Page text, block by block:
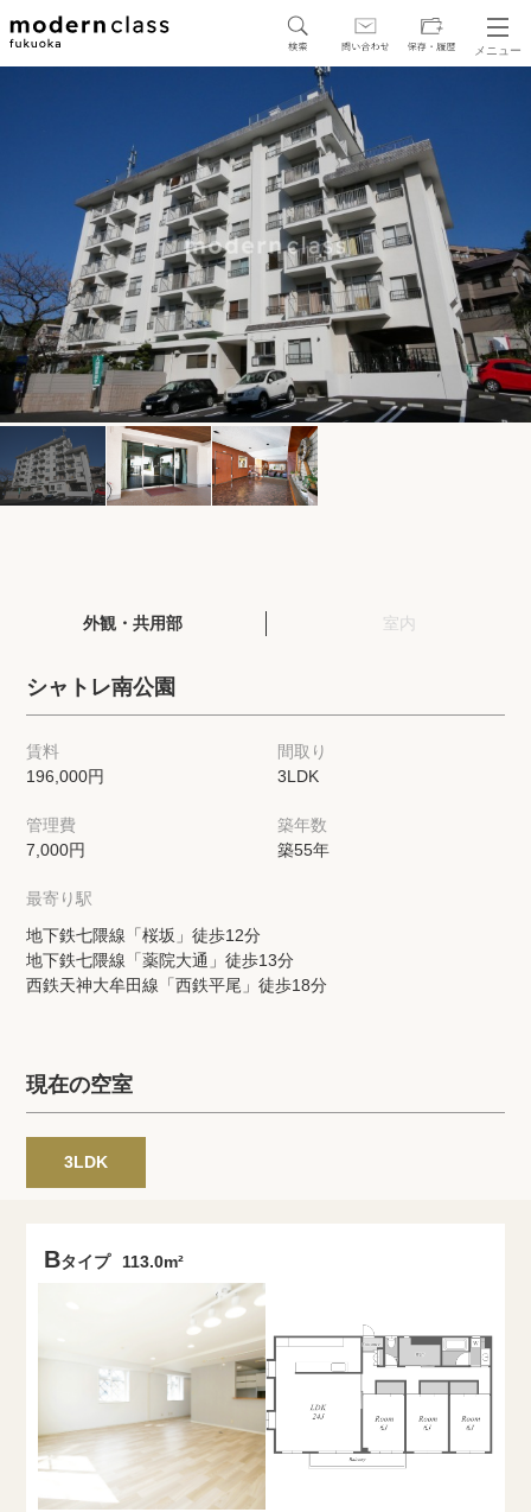
メニュー
SEARCH
地図から探す 駅・路線から探す
区から探す
人気エリアから探す
アクセスランキング
保存した検索条件
店舗・スタッフ紹介
希望条件を伝えてプロに探してもらう
来店予約
各種お問い合わせ
高級賃貸物件コラム modern classについて
プライバシーポリシー
外観・共用部 室内
シャトレ南公園
賃料
196,000円
間取り
3LDK
管理費
7,000円
築年数
築55年
最寄り駅
地下鉄七隈線「桜坂」徒歩12分
地下鉄七隈線「薬院大通」徒歩13分
西鉄天神大牟田線「西鉄平尾」徒歩18分
現在の空室
3LDK
Bタイプ 113.0m²